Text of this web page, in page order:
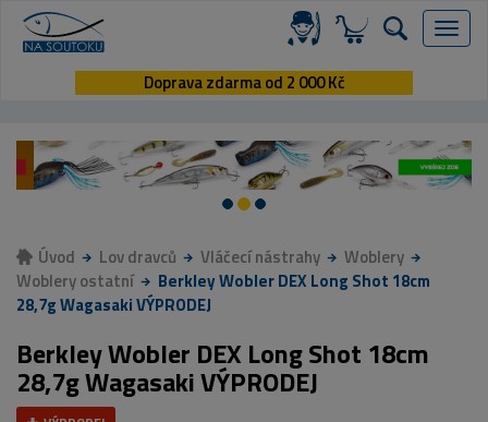
Menu
Doprava zdarma od 2 000 Kč
Úvod Lov dravců Vláčecí nástrahy
Woblery
Woblery ostatní
Berkley Wobler DEX Long Shot 18cm
28,7g Wagasaki VÝPRODEJ
Berkley Wobler DEX Long Shot 18cm
28,7g Wagasaki VÝPRODEJ